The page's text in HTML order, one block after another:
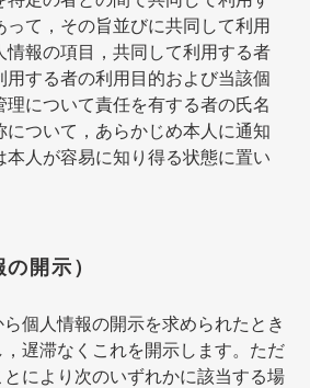
って，その旨並びに共同して利用
情報の項目，共同して利用する者
用する者の利用目的および当該個
理について責任を有する者の氏名
について，あらかじめ本人に通知
本人が容易に知り得る状態に置い
開示）
個人情報の開示を求められたとき
遅滞なくこれを開示します。ただ
とにより次のいずれかに該当する場